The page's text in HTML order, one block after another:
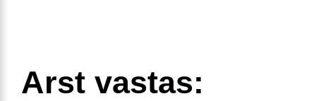
Arst vastas: